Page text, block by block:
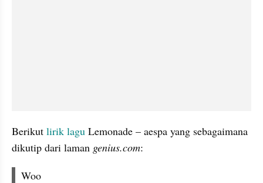
Berikut lirik lagu Lemonade – aespa yang sebagaimana
dikutip dari laman genius.com:
Woo